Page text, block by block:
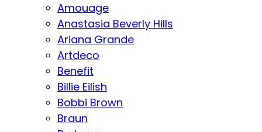
Amouage
Anastasia Beverly Hills
Ariana Grande
Artdeco
Benefit
Billie Eilish
Bobbi Brown
Braun